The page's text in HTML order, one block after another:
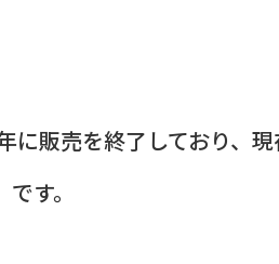
販売を終了しており、
す。